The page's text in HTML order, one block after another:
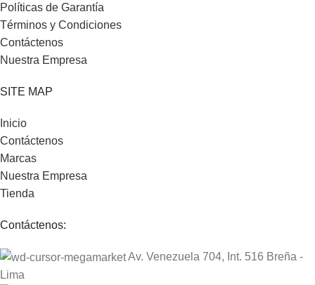
Políticas de Garantía
Términos y Condiciones
Contáctenos
Nuestra Empresa
SITE MAP
Inicio
Contáctenos
Marcas
Nuestra Empresa
Tienda
Contáctenos:
Av. Venezuela 704, Int. 516 Breña -
Lima